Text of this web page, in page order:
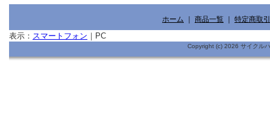
ホーム ｜ 商品一覧 ｜ 特定商取
表示： スマートフォン ｜ PC
Copyright (c) 2026 サイクル